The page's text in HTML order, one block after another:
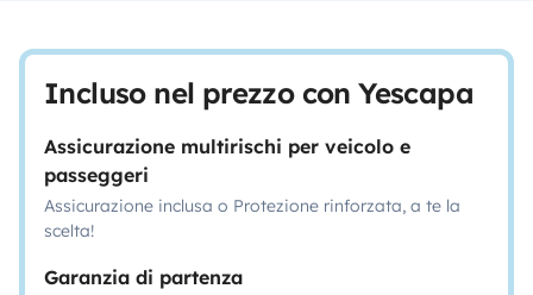
Incluso nel prezzo con Yescapa
Assicurazione multirischi per veicolo e
passeggeri
Assicurazione inclusa o Protezione rinforzata, a te la
scelta!
Garanzia di partenza